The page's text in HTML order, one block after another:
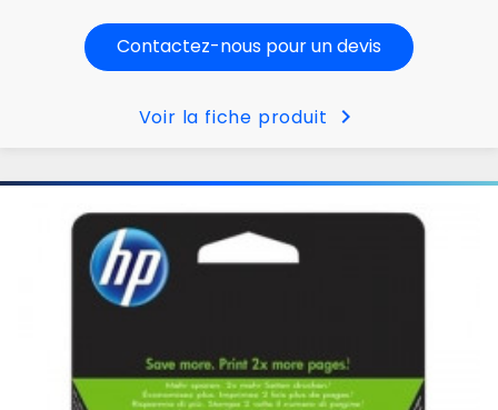
Contactez-nous pour un devis
Voir la fiche produit chevron_right